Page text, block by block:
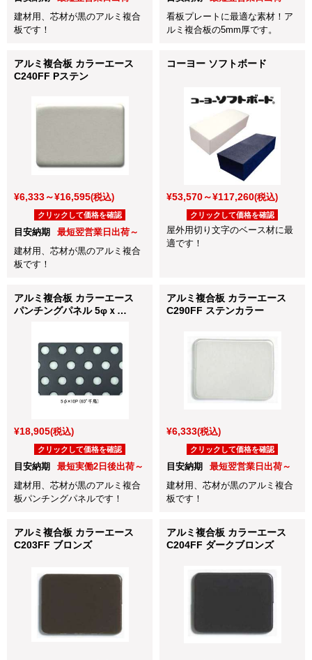
建材用、芯材が黒のアルミ複合
板です！
看板プレートに最適な素材！ア
ルミ複合板の5mm厚です。
アルミ複合板 カラーエース
C240FF Pステン
¥6,333～¥16,595(税込)
クリックして価格を確認
目安納期
最短翌営業日出荷～
建材用、芯材が黒のアルミ複合
板です！
コーヨー ソフトボード
¥53,570～¥117,260(税込)
クリックして価格を確認
屋外用切り文字のベース材に最
適です！
アルミ複合板 カラーエース
パンチングパネル 5φｘ
¥18,905(税込)
クリックして価格を確認
目安納期
最短実働2日後出荷～
建材用、芯材が黒のアルミ複合
板パンチングパネルです！
アルミ複合板 カラーエース
C290FF ステンカラー
¥6,333(税込)
クリックして価格を確認
目安納期
最短翌営業日出荷～
建材用、芯材が黒のアルミ複合
板です！
アルミ複合板 カラーエース
C203FF ブロンズ
アルミ複合板 カラーエース
C204FF ダークブロンズ